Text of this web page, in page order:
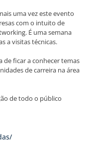
uma vez este evento
com o intuito de
É uma semana
a visitas técnicas.
de ficar a conhecer temas
de carreira na área
de todo o público